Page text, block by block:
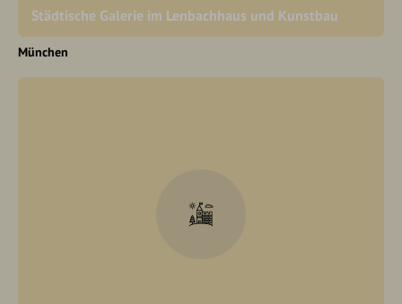
Städtische Galerie im Lenbachhaus und Kunstbau
München